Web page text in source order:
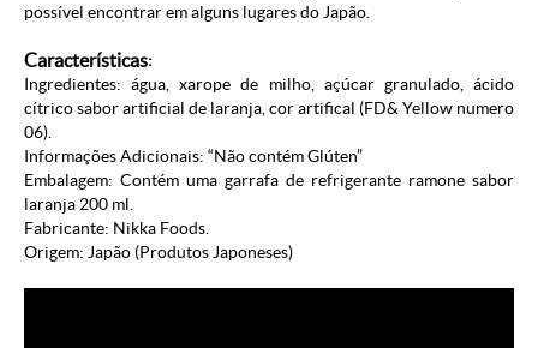
possível encontrar em alguns lugares do Japão.
Características:
Ingredientes: água, xarope de milho, açúcar granulado, ácido
cítrico sabor artificial de laranja, cor artifical (FD& Yellow numero
06).
Informações Adicionais: “Não contém Glúten”
Embalagem: Contém uma garrafa de refrigerante ramone sabor
laranja 200 ml.
Fabricante: Nikka Foods.
Origem: Japão (Produtos Japoneses)